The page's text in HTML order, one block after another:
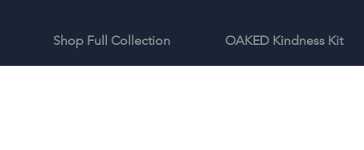
Shop Full Collection OAKED Kindness Kit